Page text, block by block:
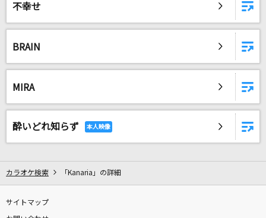
不幸せ
BRAIN
MIRA
酔いどれ知らず
カラオケ検索 「Kanaria」の詳細
サイトマップ